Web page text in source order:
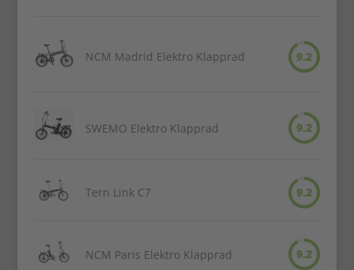
NCM Madrid Elektro Klapprad 9.2
SWEMO Elektro Klapprad 9.2
Tern Link C7 9.2
NCM Paris Elektro Klapprad 9.2